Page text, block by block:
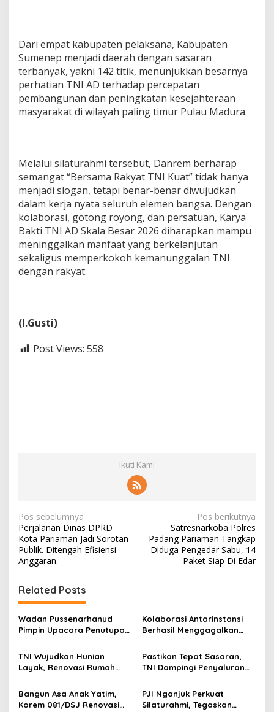
Dari empat kabupaten pelaksana, Kabupaten
Sumenep menjadi daerah dengan sasaran
terbanyak, yakni 142 titik, menunjukkan besarnya
perhatian TNI AD terhadap percepatan
pembangunan dan peningkatan kesejahteraan
masyarakat di wilayah paling timur Pulau Madura.
Melalui silaturahmi tersebut, Danrem berharap
semangat “Bersama Rakyat TNI Kuat” tidak hanya
menjadi slogan, tetapi benar-benar diwujudkan
dalam kerja nyata seluruh elemen bangsa. Dengan
kolaborasi, gotong royong, dan persatuan, Karya
Bakti TNI AD Skala Besar 2026 diharapkan mampu
meninggalkan manfaat yang berkelanjutan
sekaligus memperkokoh kemanunggalan TNI
dengan rakyat.
(I.Gusti)
Post Views: 558
Ikuti Kami
N
a
v
i
g
a
s
i
p
o
s
Pos sebelumnya
Perjalanan Dinas DPRD
Kota Pariaman Jadi Sorotan
Publik. Ditengah Efisiensi
Anggaran.
Pos berikutnya
Satresnarkoba Polres
Padang Pariaman Tangkap
Diduga Pengedar Sabu, 14
Paket Siap Di Edar
Related Posts
Wadan Pussenarhanud
Pimpin Upacara Penutupan
KDKMP Tahun 2026 di
Pusdikarhanud
Kolaborasi Antarinstansi
Berhasil Menggagalkan
3,4 Ton Merkuri Cair
TNI Wujudkan Hunian
Layak, Renovasi Rumah
Pastikan Tepat Sasaran,
TNI Dampingi Penyaluran
Bangun Asa Anak Yatim,
Korem 081/DSJ Renovasi
PJI Nganjuk Perkuat
Silaturahmi, Tegaskan